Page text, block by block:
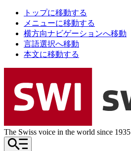
トップに移動する
メニューに移動する
横方向ナビゲーションへ移動
言語選択へ移動
本文に移動する
The Swiss voice in the world since 1935